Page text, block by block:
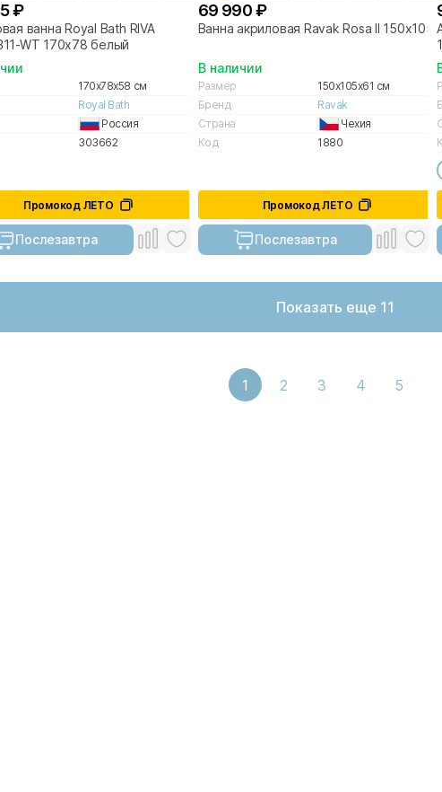
₽
ванна Royal Bath RIVA
WT 170х78 белый
170x78x58 см
Royal Bath
Россия
303662
Промокод ЛЕТО
Послезавтра
69 990 ₽
Ванна акриловая Ravak Rosa II 150х105
В наличии
Размер
150x105x61 см
Бренд
Ravak
Страна
Чехия
Код
1880
Промокод ЛЕТО
Послезавтра
Показать еще 11
1 2 3 4 5